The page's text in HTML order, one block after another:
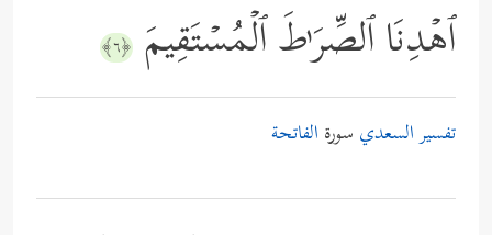
ٱهۡدِنَا ٱلصِّرَ ٰ⁠طَ ٱلۡمُسۡتَقِیمَ ﴿٦﴾
تفسير السعدي سورة الفاتحة